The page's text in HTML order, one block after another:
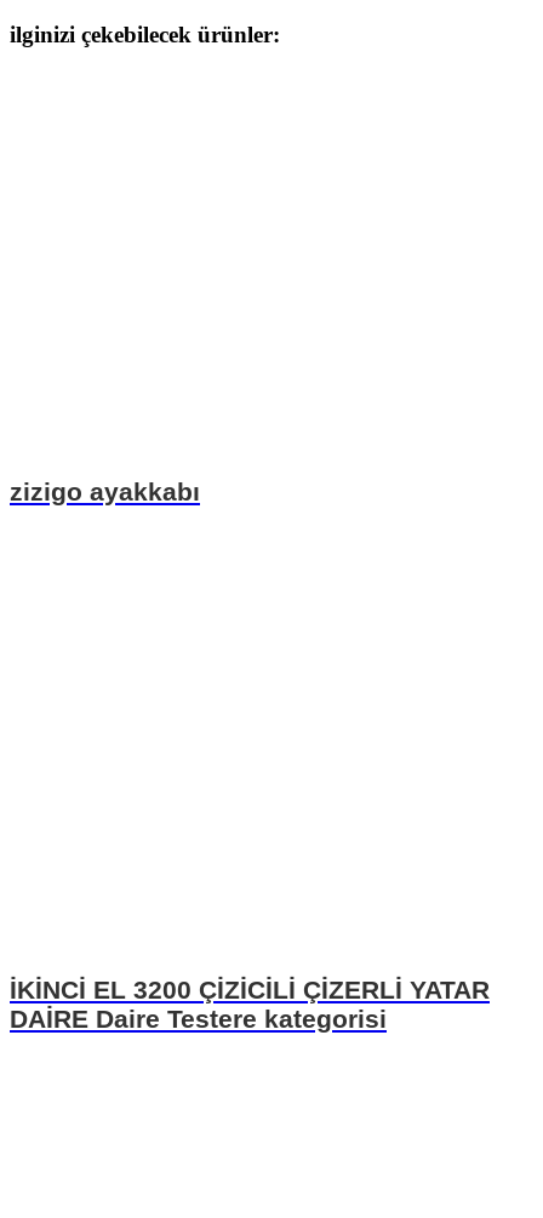
ilginizi çekebilecek ürünler:
zizigo ayakkabı
İKİNCİ EL 3200 ÇİZİCİLİ ÇİZERLİ YATAR
DAİRE Daire Testere kategorisi